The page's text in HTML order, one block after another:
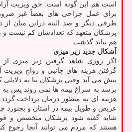
است هم این گونه است. حق ویزیت
برای عمل جراحی های بعضاً غیر
طرفی دیگر و صد البته دراین میان
پزشکان متعهد که تعدادشان کم نیست و
هم نباید گذشت.
اَشکال جدید زیر میزی
اگر روزی شاهد گرفتن زیر میزی از
گرفتن هزینه های جانبی و رواج ویزیت
پیش می آید وقتی پزشکان بنا به
برسد به سراغ بیمه ها نمی روند پس به
هزینه ای به منظور درمان پرداخت
عریض و طویل بیمه در استان و بجنورد
شاید گفته شود پزشکان متخصص و
هستند که مردم می توانند آنجا رجوع